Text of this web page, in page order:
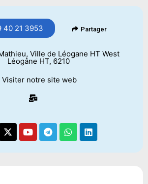
40 21 3953 Partager
Ville de Léogane HT West
Léogâne HT, 6210
Visiter notre site web